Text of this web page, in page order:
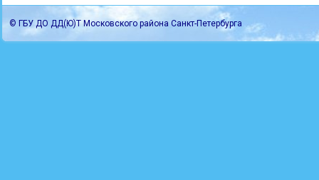
© ГБУ ДО ДД(Ю)Т Московского района Санкт-Петербурга